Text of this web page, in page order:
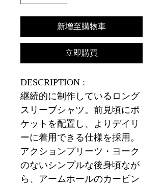
新增至購物車
立即購買
DESCRIPTION :
継続的に制作しているロング
スリーブシャツ。前見頃にポ
ケットを配置し、よりデイリ
ーに着用できる仕様を採用。
アクションプリーツ・ヨーク
のないシンプルな後身頃なが
ら、アームホールのカービン